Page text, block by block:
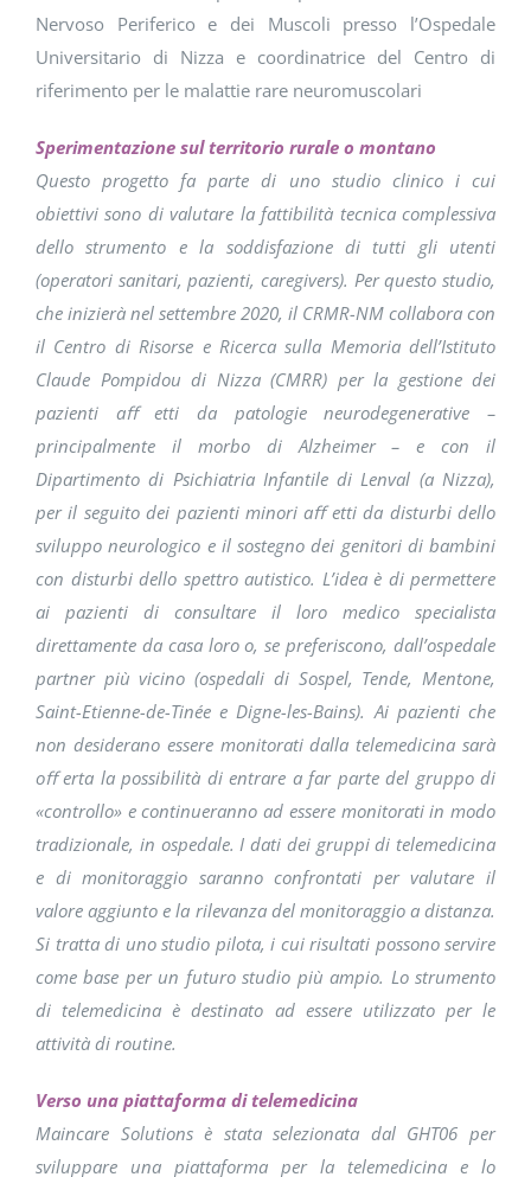
Nervoso Periferico e dei Muscoli presso l’Ospedale
Universitario di Nizza e coordinatrice del Centro di
riferimento per le malattie rare neuromuscolari
Sperimentazione sul territorio rurale o montano
Questo progetto fa parte di uno studio clinico i cui
obiettivi sono di valutare la fattibilità tecnica complessiva
dello strumento e la soddisfazione di tutti gli utenti
(operatori sanitari, pazienti, caregivers). Per questo studio,
che inizierà nel settembre 2020, il CRMR-NM collabora con
il Centro di Risorse e Ricerca sulla Memoria dell’Istituto
Claude Pompidou di Nizza (CMRR) per la gestione dei
pazienti aﬀ etti da patologie neurodegenerative –
principalmente il morbo di Alzheimer – e con il
Dipartimento di Psichiatria Infantile di Lenval (a Nizza),
per il seguito dei pazienti minori aﬀ etti da disturbi dello
sviluppo neurologico e il sostegno dei genitori di bambini
con disturbi dello spettro autistico. L’idea è di permettere
ai pazienti di consultare il loro medico specialista
direttamente da casa loro o, se preferiscono, dall’ospedale
partner più vicino (ospedali di Sospel, Tende, Mentone,
Saint-Etienne-de-Tinée e Digne-les-Bains). Ai pazienti che
non desiderano essere monitorati dalla telemedicina sarà
oﬀ erta la possibilità di entrare a far parte del gruppo di
«controllo» e continueranno ad essere monitorati in modo
tradizionale, in ospedale. I dati dei gruppi di telemedicina
e di monitoraggio saranno confrontati per valutare il
valore aggiunto e la rilevanza del monitoraggio a distanza.
Si tratta di uno studio pilota, i cui risultati possono servire
come base per un futuro studio più ampio. Lo strumento
di telemedicina è destinato ad essere utilizzato per le
attività di routine.
Verso una piattaforma di telemedicina
Maincare Solutions è stata selezionata dal GHT06 per
sviluppare una piattaforma per la telemedicina e lo